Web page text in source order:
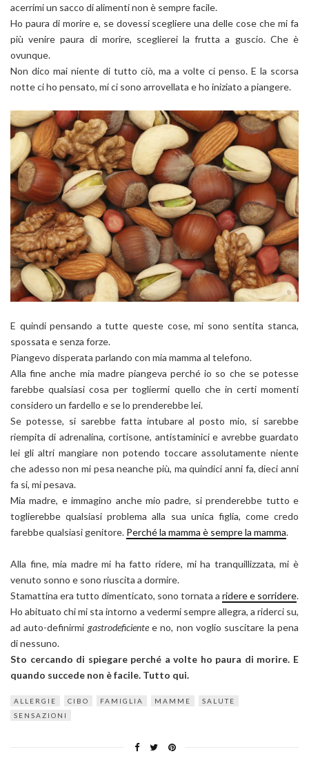
acerrimi un sacco di alimenti non è sempre facile.
Ho paura di morire e, se dovessi scegliere una delle cose che mi fa
più venire paura di morire, sceglierei la frutta a guscio. Che è
ovunque.
Non dico mai niente di tutto ciò, ma a volte ci penso. E la scorsa
notte ci ho pensato, mi ci sono arrovellata e ho iniziato a piangere.
E quindi pensando a tutte queste cose, mi sono sentita stanca,
spossata e senza forze.
Piangevo disperata parlando con mia mamma al telefono.
Alla fine anche mia madre piangeva perché io so che se potesse
farebbe qualsiasi cosa per togliermi quello che in certi momenti
considero un fardello e se lo prenderebbe lei.
Se potesse, si sarebbe fatta intubare al posto mio, si sarebbe
riempita di adrenalina, cortisone, antistaminici e avrebbe guardato
lei gli altri mangiare non potendo toccare assolutamente niente
che adesso non mi pesa neanche più, ma quindici anni fa, dieci anni
fa si, mi pesava.
Mia madre, e immagino anche mio padre, si prenderebbe tutto e
toglierebbe qualsiasi problema alla sua unica figlia, come credo
farebbe qualsiasi genitore. Perché la mamma è sempre la mamma.
Alla fine, mia madre mi ha fatto ridere, mi ha tranquillizzata, mi è
venuto sonno e sono riuscita a dormire.
Stamattina era tutto dimenticato, sono tornata a ridere e sorridere.
Ho abituato chi mi sta intorno a vedermi sempre allegra, a riderci su,
ad auto-definirmi gastrodeficientee no, non voglio suscitare la pena
di nessuno.
Sto cercando di spiegare perché a volte ho paura di morire. E
quando succede non è facile. Tutto qui.
ALLERGIE CIBO FAMIGLIA MAMME
SALUTE
SENSAZIONI